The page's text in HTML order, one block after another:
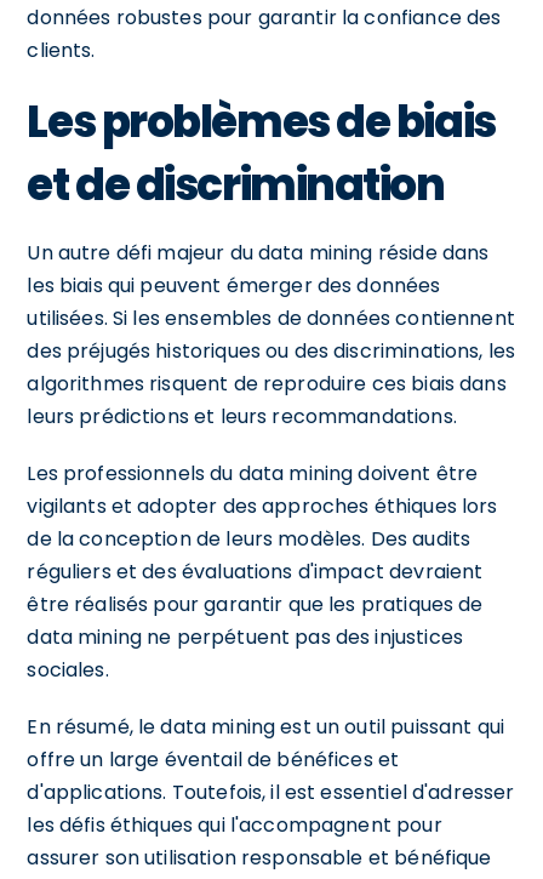
données robustes pour garantir la confiance des
clients.
Les problèmes de biais
et de discrimination
Un autre défi majeur du data mining réside dans
les biais qui peuvent émerger des données
utilisées. Si les ensembles de données contiennent
des préjugés historiques ou des discriminations, les
algorithmes risquent de reproduire ces biais dans
leurs prédictions et leurs recommandations.
Les professionnels du data mining doivent être
vigilants et adopter des approches éthiques lors
de la conception de leurs modèles. Des audits
réguliers et des évaluations d'impact devraient
être réalisés pour garantir que les pratiques de
data mining ne perpétuent pas des injustices
sociales.
En résumé, le data mining est un outil puissant qui
offre un large éventail de bénéfices et
d'applications. Toutefois, il est essentiel d'adresser
les défis éthiques qui l'accompagnent pour
assurer son utilisation responsable et bénéfique